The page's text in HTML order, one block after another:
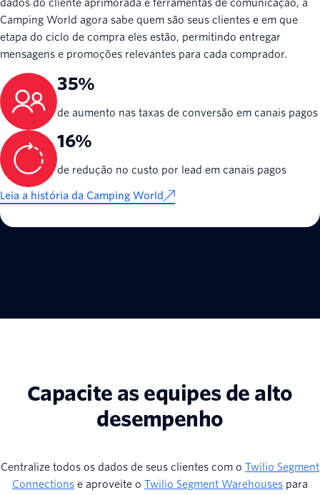
dados do cliente aprimorada e ferramentas de comunicação, a
Camping World agora sabe quem são seus clientes e em que
etapa do ciclo de compra eles estão, permitindo entregar
mensagens e promoções relevantes para cada comprador.
35%
de aumento nas taxas de conversão em canais pagos
16%
de redução no custo por lead em canais pagos
Leia a história da Camping World
Capacite as equipes de alto
desempenho
Centralize todos os dados de seus clientes com o Twilio Segment
Connections e aproveite o Twilio Segment Warehouses para